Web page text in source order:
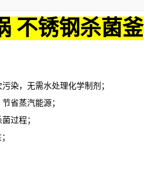
不锈钢杀菌釜
染，无需水处理化学制剂；
省蒸汽能源；
过程；